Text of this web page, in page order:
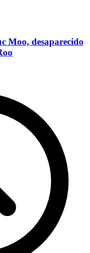
Moo, desaparecido